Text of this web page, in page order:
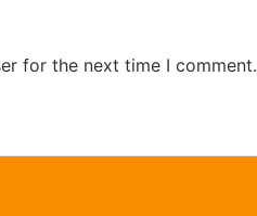
for the next time I comment.